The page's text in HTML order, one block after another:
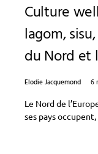
Culture
lagom,
du Nord et
Elodie Jacquemond
6
Le Nord de
ses pays